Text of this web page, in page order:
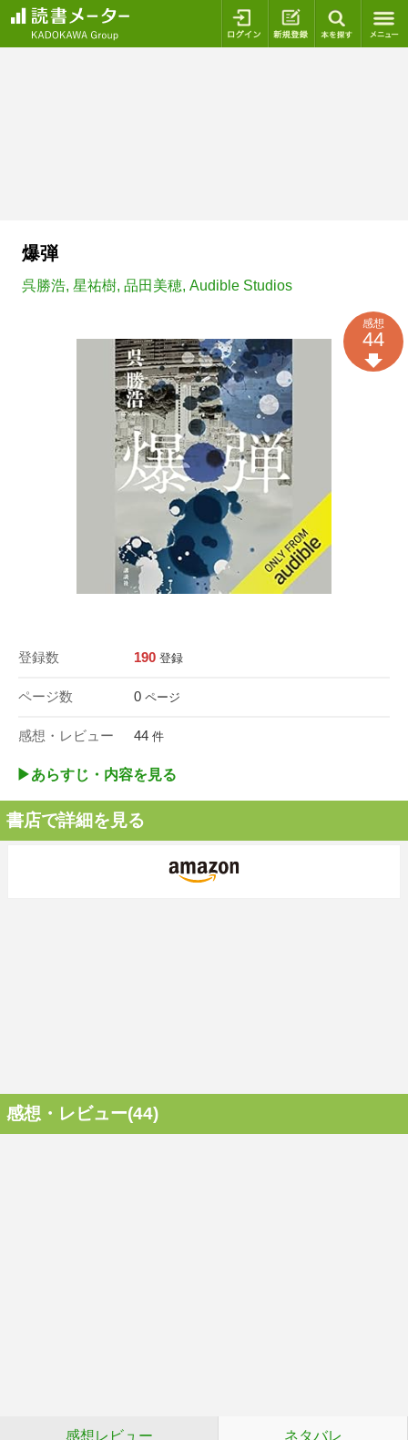
ログイン 新規登録
爆弾
呉勝浩, 星祐樹, 品田美穂, Audible Studios
登録数 190 登録
ページ数 0 ページ
感想・レビュー 44 件
感想
44
▶︎あらすじ・内容を見る
書店で詳細を見る
感想・レビュー(44)
感想レビュー ネタバレ